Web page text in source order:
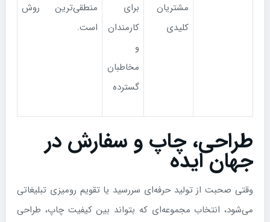
مشتریان
کلیدی
برای
کارمندان
و
مخاطبان
گسترده
منطقی‌ترین روش
است.
طراحی، چاپ و سفارش در
جهان ایده
وقتی صحبت از تولید حرفه‌ای سررسید یا تقویم رومیزی تبلیغاتی
می‌شود، انتخاب مجموعه‌ای که بتواند بین کیفیت چاپ، طراحی